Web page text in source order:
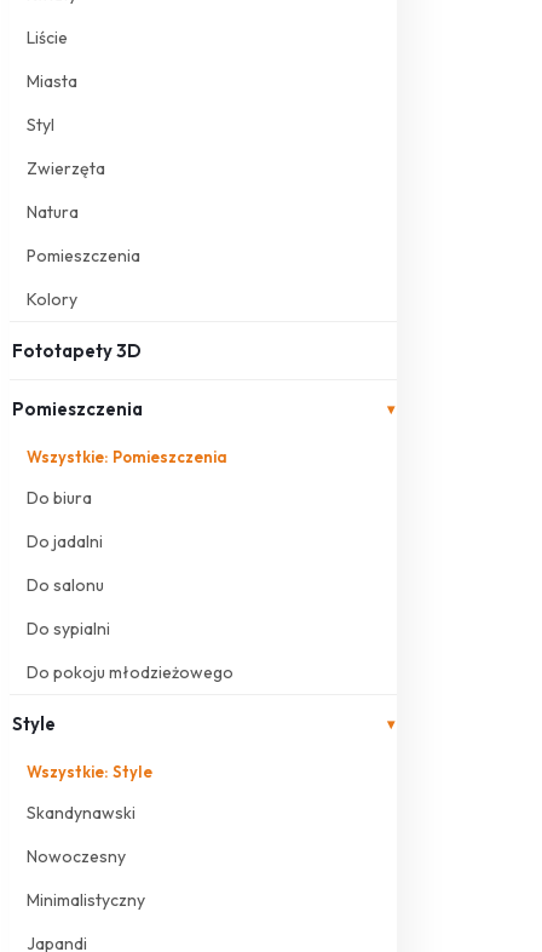
Liście
Miasta
Styl
Zwierzęta
Natura
Pomieszczenia
Kolory
Fototapety 3D
Pomieszczenia ▾
Wszystkie: Pomieszczenia
Do biura
Do jadalni
Do salonu
Do sypialni
Do pokoju młodzieżowego
Style ▾
Wszystkie: Style
Skandynawski
Nowoczesny
Minimalistyczny
Japandi